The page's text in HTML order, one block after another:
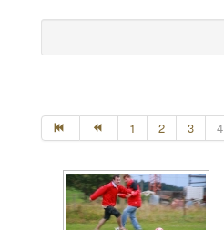
1 2 3 4